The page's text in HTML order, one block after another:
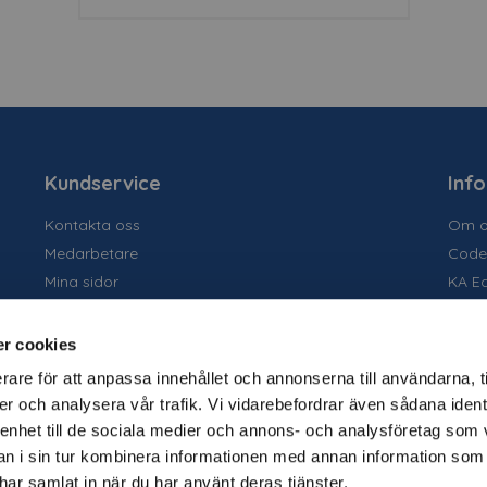
cookies
för att anpassa innehållet och annonserna till användarna,
och analysera vår trafik. Vi vidarebefordrar även sådana
till de sociala medier och annons- och analysföretag som
i sin tur kombinera informationen med annan information
samlat in när du har använt deras tjänster.
Kundservice
Kontakta oss
Medarbetare
Mina sidor
Allmänna villkor
Om
KA